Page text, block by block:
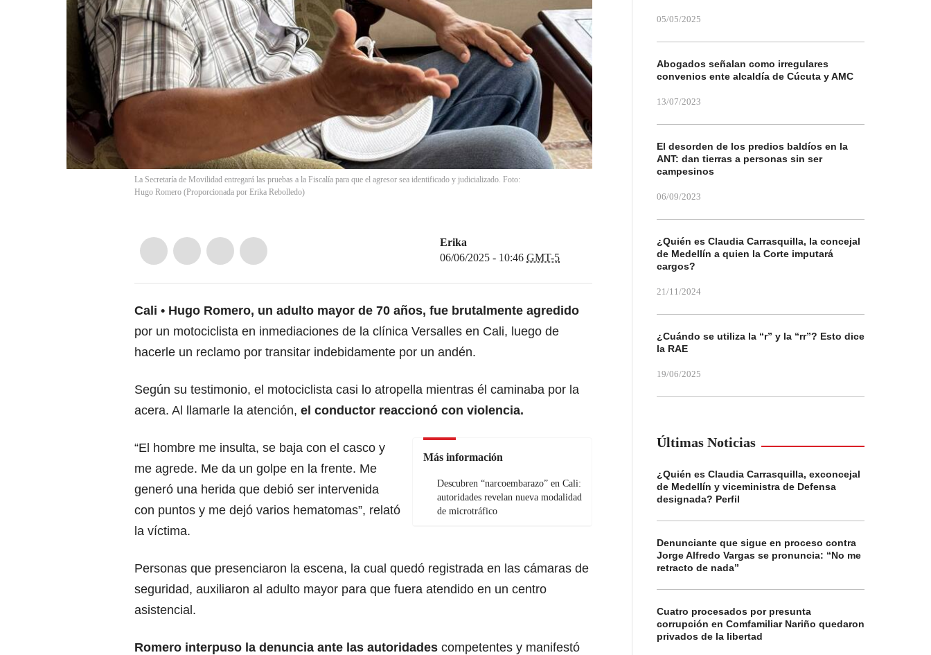
La Secretaría de Movilidad entregará las pruebas a la Fiscalía para que el agresor sea identificado y judicializado. Foto:
Hugo Romero (Proporcionada por Erika Rebolledo)
Erika
06/06/2025 - 10:46 GMT-5
Cali
Hugo Romero, un adulto mayor de 70 años, fue brutalmente agredido
por un motociclista en inmediaciones de la clínica Versalles en Cali, luego de
hacerle un reclamo por transitar indebidamente por un andén.
Según su testimonio, el motociclista casi lo atropella mientras él caminaba por la
acera. Al llamarle la atención, el conductor reaccionó con violencia.
Más información
Descubren “narcoembarazo” en Cali:
autoridades revelan nueva modalidad
de microtráfico
“El hombre me insulta, se baja con el casco y
me agrede. Me da un golpe en la frente. Me
generó una herida que debió ser intervenida
con puntos y me dejó varios hematomas”, relató
la víctima.
Personas que presenciaron la escena, la cual quedó registrada en las cámaras de
seguridad, auxiliaron al adulto mayor para que fuera atendido en un centro
asistencial.
Romero interpuso la denuncia ante las autoridades competentes y manifestó
05/05/2025
Abogados señalan como irregulares
convenios ente alcaldía de Cúcuta y AMC
13/07/2023
El desorden de los predios baldíos en la
ANT: dan tierras a personas sin ser
campesinos
06/09/2023
¿Quién es Claudia Carrasquilla, la concejal
de Medellín a quien la Corte imputará
cargos?
21/11/2024
¿Cuándo se utiliza la “r” y la “rr”? Esto dice
la RAE
19/06/2025
Últimas Noticias
¿Quién es Claudia Carrasquilla, exconcejal
de Medellín y viceministra de Defensa
designada? Perfil
Denunciante que sigue en proceso contra
Jorge Alfredo Vargas se pronuncia: “No me
retracto de nada”
Cuatro procesados por presunta
corrupción en Comfamiliar Nariño quedaron
privados de la libertad